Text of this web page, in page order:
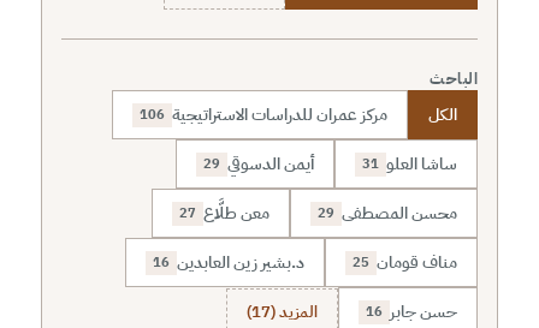
الباحث
الكل مركز عمران للدراسات الاستراتيجية 106
ساشا العلو 31 أيمن الدسوقي 29
محسن المصطفى 29 معن طلَّاع 27
مناف قومان 25 د.بشير زين العابدين 16
حسن جابر 16 المزيد (17)